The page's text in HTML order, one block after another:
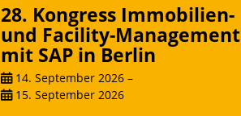
28. Kongress Immobilien-
und Facility-Management
mit SAP in Berlin
14. September 2026 –
15. September 2026